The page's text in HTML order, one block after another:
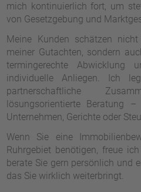
mich kontinuierlich fort, um
von Gesetzgebung und
Meine Kunden schätzen
meiner Gutachten, sondern
termingerechte Abwicklung
individuelle Anliegen. Ich
partnerschaftliche
lösungsorientierte Beratung
Unternehmen, Gerichte oder
Wenn Sie eine
Ruhrgebiet benötigen, freue
berate Sie gern persönlich und
das Sie wirklich weiterbringt.